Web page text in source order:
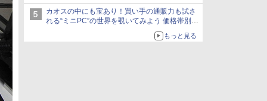
円、水平周波数24.8kHz対応の17型モニターが
9,801円、暑さ指数連動セール ほか
カオスの中にも宝あり！買い手の通販力も試さ
れる“ミニPC”の世界を覗いてみよう 価格帯別に
仕様や特徴を整理、11製品をピックアップ text
もっと見る